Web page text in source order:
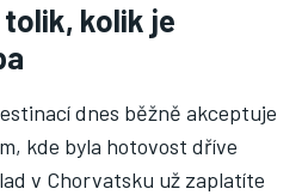
kolik je
dnes běžně akceptuje
kde byla hotovost dříve
v Chorvatsku už zaplatíte